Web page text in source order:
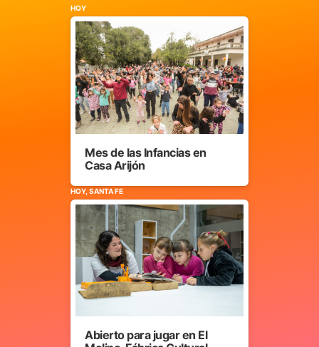
HOY
Mes de las Infancias en
Casa Arijón
HOY, SANTA FE
Abierto para jugar en El